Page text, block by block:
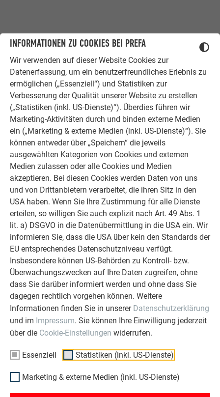
INFORMATIONEN ZU COOKIES BEI PREFA
Wir verwenden auf dieser Website Cookies zur
Datenerfassung, um ein benutzerfreundliches Erlebnis zu
ermöglichen („Essenziell“) und Statistiken zur
Verbesserung der Qualität unserer Website zu erstellen
(„Statistiken (inkl. US-Dienste)“). Überdies führen wir
Marketing-Aktivitäten durch und binden externe Medien
ein („Marketing & externe Medien (inkl. US-Dienste)“). Sie
können entweder über „Speichern“ die jeweils
ausgewählten Kategorien von Cookies und externen
Medien zulassen oder alle Cookies und Medien
akzeptieren. Bei diesen Cookies werden Daten von uns
und von Drittanbietern verarbeitet, die ihren Sitz in den
USA haben. Wenn Sie Ihre Zustimmung für alle Dienste
erteilen, so willigen Sie auch explizit nach Art. 49 Abs. 1
lit. a) DSGVO in die Datenübermittlung in die USA ein. Wir
informieren Sie, dass die USA über kein den Standards der
EU entsprechendes Datenschutzniveau verfügt.
Insbesondere können US-Behörden zu Kontroll- bzw.
Überwachungszwecken auf Ihre Daten zugreifen, ohne
dass Sie darüber informiert werden und ohne dass Sie
dagegen rechtlich vorgehen können. Weitere
Informationen finden Sie in unserer Datenschutzerklärung
und im Impressum. Sie können Ihre Einwilligung jederzeit
über die Cookie-Einstellungen widerrufen.
Essenziell Statistiken (inkl. US-Dienste)
Marketing & externe Medien (inkl. US-Dienste)
ERFAHRUNGSBERICHTE
ZUFRIEDENE KUNDEN
Ob Bauherr, Sanierer, Verarbeiter oder
Architekt - die Zufriedenheit all
unserer Kunden liegt uns am Herzen.
Deshalb versuchen wir als PREFA in
allen Phasen Ihres Projektes als
starker Begleiter zur Seite zu stehen.
Überzeugen Sie sich selbst!
WEITERLESEN
PREFA SANIERUNGSGALERIE
OBJEKTE VOR UND NACH DER SANIERUNG